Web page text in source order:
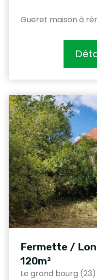
Gueret maison à
Fermette /
120m²
Le grand bourg (23)